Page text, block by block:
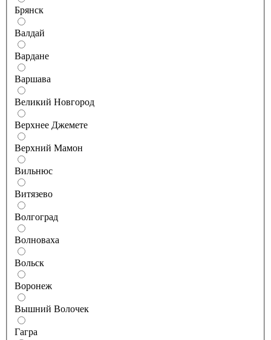
Брянск
Валдай
Вардане
Варшава
Великий Новгород
Верхнее Джемете
Верхний Мамон
Вильнюс
Витязево
Волгоград
Волноваха
Вольск
Воронеж
Вышний Волочек
Гагра